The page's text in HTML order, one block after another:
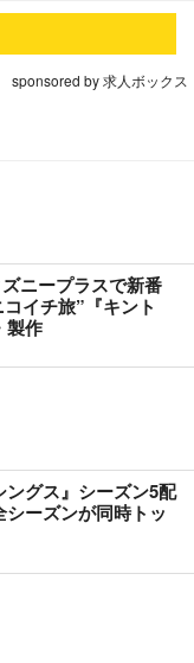
sponsored by 求人ボックス
ニープラスで新番
イチ旅”『キント
製作
ングス』シーズン5配
ーズンが同時トッ